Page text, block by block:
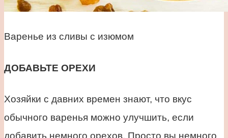
Варенье из сливы с изюмом
ДОБАВЬТЕ ОРЕХИ
Хозяйки с давних времен знают, что вкус
обычного варенья можно улучшить, если
добавить немного орехов. Просто вы немного